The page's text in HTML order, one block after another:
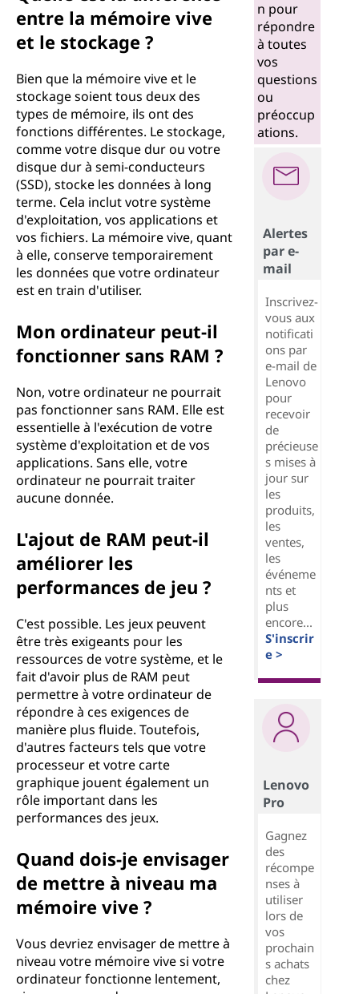
entre la mémoire vive
et le stockage ?
Bien que la mémoire vive et le
stockage soient tous deux des
types de mémoire, ils ont des
fonctions différentes. Le stockage,
comme votre disque dur ou votre
disque dur à semi-conducteurs
(SSD), stocke les données à long
terme. Cela inclut votre système
d'exploitation, vos applications et
vos fichiers. La mémoire vive, quant
à elle, conserve temporairement
les données que votre ordinateur
est en train d'utiliser.
Mon ordinateur peut-il
fonctionner sans RAM ?
Non, votre ordinateur ne pourrait
pas fonctionner sans RAM. Elle est
essentielle à l'exécution de votre
système d'exploitation et de vos
applications. Sans elle, votre
ordinateur ne pourrait traiter
aucune donnée.
L'ajout de RAM peut-il
améliorer les
performances de jeu ?
C'est possible. Les jeux peuvent
être très exigeants pour les
ressources de votre système, et le
fait d'avoir plus de RAM peut
permettre à votre ordinateur de
répondre à ces exigences de
manière plus fluide. Toutefois,
d'autres facteurs tels que votre
processeur et votre carte
graphique jouent également un
rôle important dans les
performances des jeux.
Quand dois-je envisager
de mettre à niveau ma
mémoire vive ?
Vous devriez envisager de mettre à
niveau votre mémoire vive si votre
ordinateur fonctionne lentement,
n pour
répondre
à toutes
vos
questions
ou
préoccup
ations.
Alertes
par e-
mail
Inscrivez-
vous aux
notificati
ons par
e-mail de
Lenovo
pour
recevoir
de
précieuse
s mises à
jour sur
les
produits,
les
ventes,
les
événeme
nts et
plus
encore...
S'inscrir
e >
Lenovo
Pro
Gagnez
des
récompe
nses à
utiliser
lors de
vos
prochain
s achats
chez